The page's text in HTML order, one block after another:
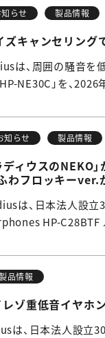
らせ 製品情報
ズキャンセリング
は、周囲の騒音を
HP-NE30C」を、
知らせ 製品情報
ディウスのNEKO
わフロッキーver.
は、日本法人設
HP-C28BTF
品情報
ゾ重低音イヤホ
は、日本法人設立